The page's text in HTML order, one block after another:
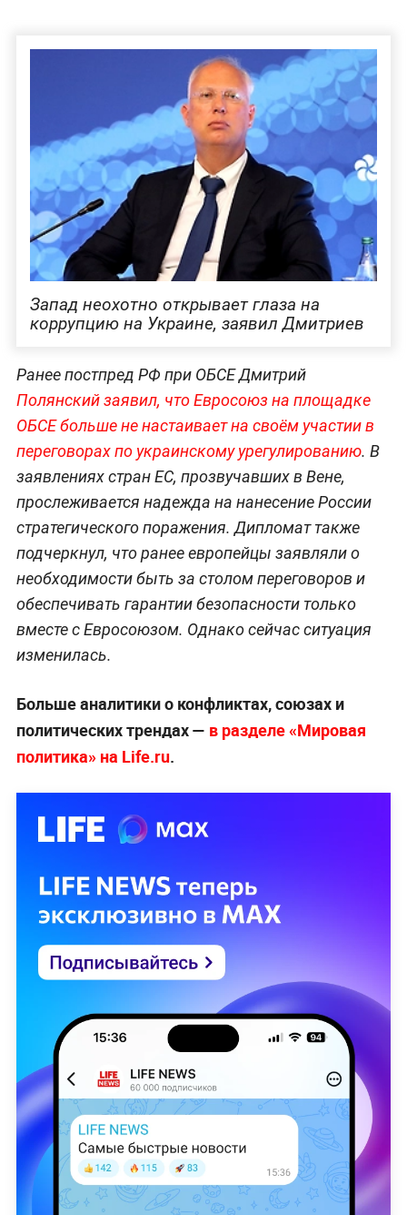
Запад неохотно открывает глаза на
коррупцию на Украине, заявил Дмитриев
Ранее постпред РФ при ОБСЕ Дмитрий
Полянский заявил, что Евросоюз на площадке
ОБСЕ больше не настаивает на своём участии в
переговорах по украинскому урегулированию. В
заявлениях стран ЕС, прозвучавших в Вене,
прослеживается надежда на нанесение России
стратегического поражения. Дипломат также
подчеркнул, что ранее европейцы заявляли о
необходимости быть за столом переговоров и
обеспечивать гарантии безопасности только
вместе с Евросоюзом. Однако сейчас ситуация
изменилась.
Больше аналитики о конфликтах, союзах и
политических трендах — в разделе «Мировая
политика» на Life.ru.